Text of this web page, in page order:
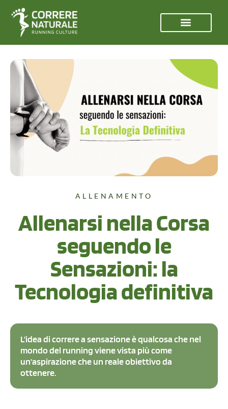
ALLENAMENTO
Allenarsi nella Corsa
seguendo le
Sensazioni: la
Tecnologia definitiva
L’idea di correre a sensazione è qualcosa che nel
mondo del running viene vista più come
un'aspirazione che un reale obiettivo da
ottenere.